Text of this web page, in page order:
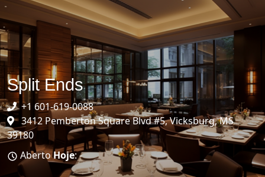
Split Ends
+1 601-619-0088
3412 Pemberton Square Blvd #5, Vicksburg, MS
39180
AbertoHoje: -